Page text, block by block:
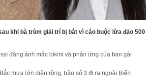
khi bà trùm giải trí bị bắt vì cáo buộc lừa đảo 500
đăng ảnh mặc bikini và phản ứng của bạn gái
mưa lớn diện rộng, bão số 3 đi ra ngoài Biển